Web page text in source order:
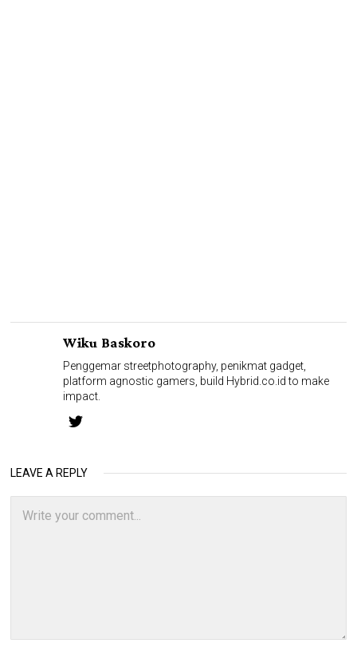
Wiku Baskoro
Penggemar streetphotography, penikmat gadget,
platform agnostic gamers, build Hybrid.co.id to make
impact.
LEAVE A REPLY